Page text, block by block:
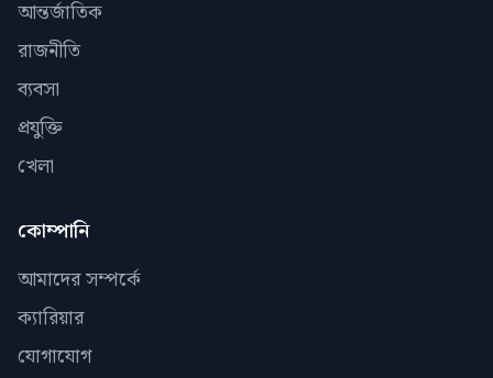
আন্তর্জাতিক
রাজনীতি
ব্যবসা
প্রযুক্তি
খেলা
কোম্পানি
আমাদের সম্পর্কে
ক্যারিয়ার
যোগাযোগ